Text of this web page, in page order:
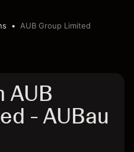
AUB Group Limited
AUB
- AUBau